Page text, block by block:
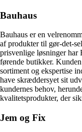
Bauhaus
Bauhaus er en
af produkter til gør-det-
prisvenlige løsninger har
førende butikker.
sortiment og ekspertise
have skræddersyet sit
kundernes behov,
kvalitetsprodukter, der
Jem og Fix